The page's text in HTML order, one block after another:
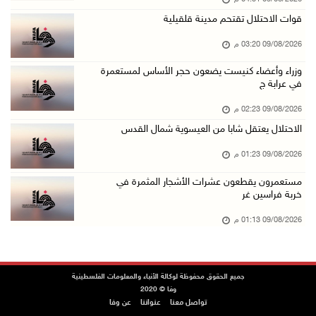
وزراء وأعضاء كنيست يضعون حجر الأساس لمستعمرة ...
09/آب/2026 02:23 م
شاهين تودع السفير المصري وتثمن دور القاهرة ال ...
09/آب/2026 02:15 م
فضيتان وبرونزية لفلسطين في ثاني أيام بطولة ال ...
سلطات الاحتلال تقر باستشهاد الأسير ايهاب ديا ...
09/آب/2026 01:56 م
تحذيرات من الفيضانات مع اتجاه الإعصار "دولفين ...
الاحتلال يعتقل شابا من العيسوية شمال القدس
مستعمرون يقطعون عشرات الأشجار المثمرة في خربة ...
قوات الاحتلال تقتحم مدينة قلقيلية
09/08/2026 03:20 م
وزراء وأعضاء كنيست يضعون حجر الأساس لمستعمرة
في عرابة ج
09/08/2026 02:23 م
الاحتلال يعتقل شابا من العيسوية شمال القدس
09/08/2026 01:23 م
مستعمرون يقطعون عشرات الأشجار المثمرة في
خربة فراسين غر
09/08/2026 01:13 م
جميع الحقوق محفوظة لوكالة الأنباء والمعلومات الفلسطينية
وفا © 2020
تواصل معنا عنواننا عن وفا